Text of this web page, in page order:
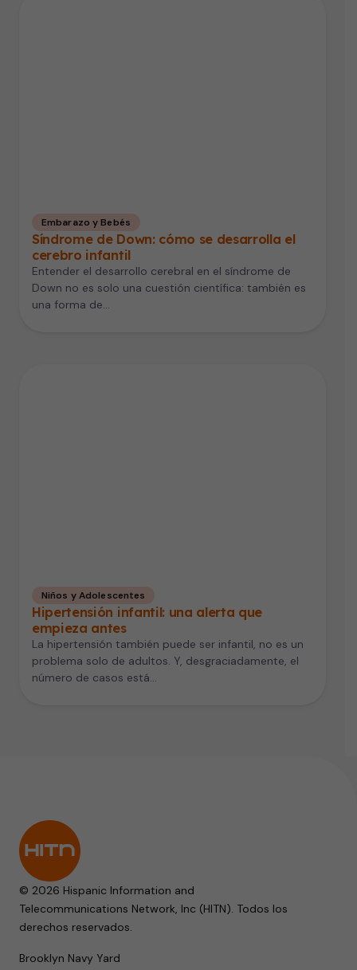
Embarazo y Bebés
Síndrome de Down: cómo se desarrolla el
cerebro infantil
Entender el desarrollo cerebral en el síndrome de
Down no es solo una cuestión científica: también es
una forma de…
Niños y Adolescentes
Hipertensión infantil: una alerta que
empieza antes
La hipertensión también puede ser infantil, no es un
problema solo de adultos. Y, desgraciadamente, el
número de casos está…
© 2026 Hispanic Information and
Telecommunications Network, Inc (HITN). Todos los
derechos reservados.
Brooklyn Navy Yard